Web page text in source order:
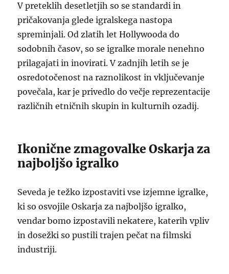
V preteklih desetletjih so se standardi in
pričakovanja glede igralskega nastopa
spreminjali. Od zlatih let Hollywooda do
sodobnih časov, so se igralke morale nenehno
prilagajati in inovirati. V zadnjih letih se je
osredotočenost na raznolikost in vključevanje
povečala, kar je privedlo do večje reprezentacije
različnih etničnih skupin in kulturnih ozadij.
Ikonične zmagovalke Oskarja za
najboljšo igralko
Seveda je težko izpostaviti vse izjemne igralke,
ki so osvojile Oskarja za najboljšo igralko,
vendar bomo izpostavili nekatere, katerih vpliv
in dosežki so pustili trajen pečat na filmski
industriji.